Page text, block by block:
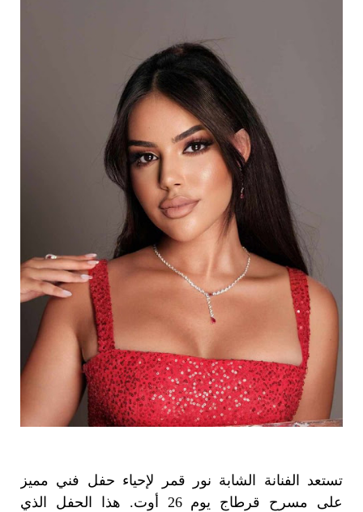
تستعد الفنانة الشابة نور قمر لإحياء حفل فني مميز
على مسرح قرطاج يوم 26 أوت. هذا الحفل الذي